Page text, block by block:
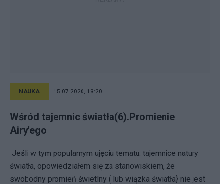
NAUKA 15.07.2020, 13:20
Wśród tajemnic światła(6).Promienie
Airy'ego
Jeśli w tym popularnym ujęciu tematu: tajemnice natury
światła, opowiedziałem się za stanowiskiem, że
swobodny promień świetlny ( lub wiązka światła} nie jest